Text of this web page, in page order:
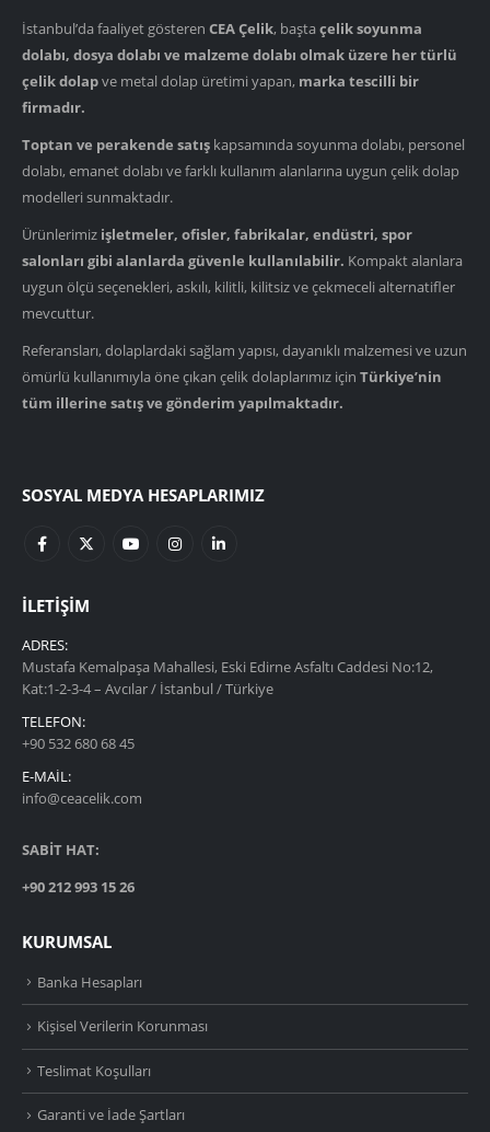
İstanbul’da faaliyet gösteren CEA Çelik, başta çelik soyunma
dolabı, dosya dolabı ve malzeme dolabı olmak üzere her türlü
çelik dolapve metal dolap üretimi yapan, marka tescilli bir
firmadır.
Toptan ve perakende satış kapsamında soyunma dolabı, personel
dolabı, emanet dolabı ve farklı kullanım alanlarına uygun çelik dolap
modelleri sunmaktadır.
Ürünlerimiz işletmeler, ofisler, fabrikalar, endüstri, spor
salonları gibi alanlarda güvenle kullanılabilir. Kompakt alanlara
uygun ölçü seçenekleri, askılı, kilitli, kilitsiz ve çekmeceli alternatifler
mevcuttur.
Referansları, dolaplardaki sağlam yapısı, dayanıklı malzemesi ve uzun
ömürlü kullanımıyla öne çıkan çelik dolaplarımız için Türkiye’nin
tüm illerine satış ve gönderim yapılmaktadır.
SOSYAL MEDYA HESAPLARIMIZ
İLETIŞIM
ADRES:
Mustafa Kemalpaşa Mahallesi, Eski Edirne Asfaltı Caddesi No:12,
Kat:1-2-3-4 – Avcılar / İstanbul / Türkiye
TELEFON:
+90 532 680 68 45
E-MAIL:
info@ceacelik.com
SABİT HAT:
+90 212 993 15 26
KURUMSAL
Banka Hesapları
Kişisel Verilerin Korunması
Teslimat Koşulları
Garanti ve İade Şartları